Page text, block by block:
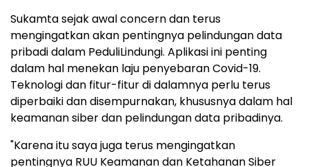
Sukamta sejak awal concern dan terus
mengingatkan akan pentingnya pelindungan data
pribadi dalam PeduliLindungi. Aplikasi ini penting
dalam hal menekan laju penyebaran Covid-19.
Teknologi dan fitur-fitur di dalamnya perlu terus
diperbaiki dan disempurnakan, khususnya dalam hal
keamanan siber dan pelindungan data pribadinya.
"Karena itu saya juga terus mengingatkan
pentingnya RUU Keamanan dan Ketahanan Siber